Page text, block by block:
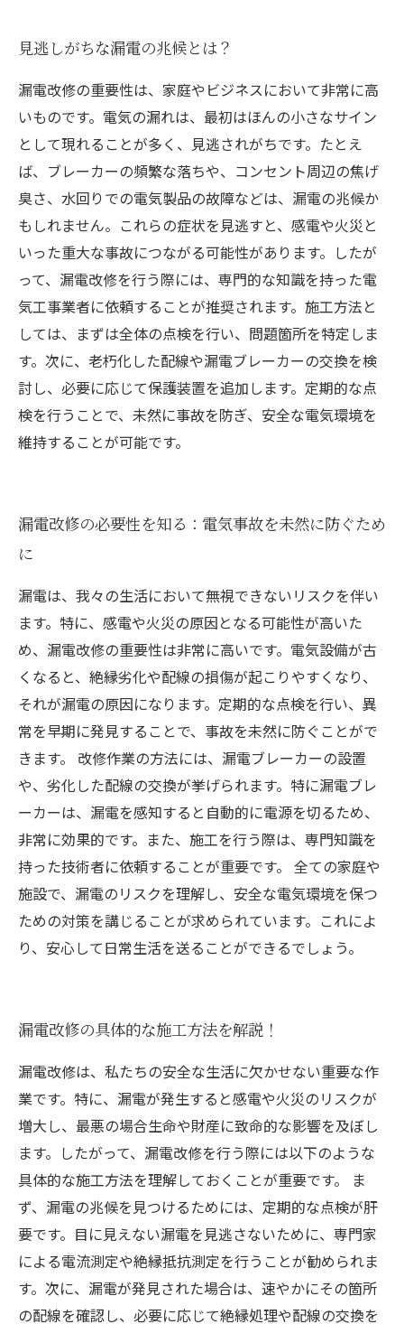
見逃しがちな漏電の兆候とは？
漏電改修の重要性は、家庭やビジネスにおいて非常に高
いものです。電気の漏れは、最初はほんの小さなサイン
として現れることが多く、見逃されがちです。たとえ
ば、ブレーカーの頻繁な落ちや、コンセント周辺の焦げ
臭さ、水回りでの電気製品の故障などは、漏電の兆候か
もしれません。これらの症状を見逃すと、感電や火災と
いった重大な事故につながる可能性があります。したが
って、漏電改修を行う際には、専門的な知識を持った電
気工事業者に依頼することが推奨されます。施工方法と
しては、まずは全体の点検を行い、問題箇所を特定しま
す。次に、老朽化した配線や漏電ブレーカーの交換を検
討し、必要に応じて保護装置を追加します。定期的な点
検を行うことで、未然に事故を防ぎ、安全な電気環境を
維持することが可能です。
漏電改修の必要性を知る：電気事故を未然に防ぐため
に
漏電は、我々の生活において無視できないリスクを伴い
ます。特に、感電や火災の原因となる可能性が高いた
め、漏電改修の重要性は非常に高いです。電気設備が古
くなると、絶縁劣化や配線の損傷が起こりやすくなり、
それが漏電の原因になります。定期的な点検を行い、異
常を早期に発見することで、事故を未然に防ぐことがで
きます。 改修作業の方法には、漏電ブレーカーの設置
や、劣化した配線の交換が挙げられます。特に漏電ブレ
ーカーは、漏電を感知すると自動的に電源を切るため、
非常に効果的です。また、施工を行う際は、専門知識を
持った技術者に依頼することが重要です。 全ての家庭や
施設で、漏電のリスクを理解し、安全な電気環境を保つ
ための対策を講じることが求められています。これによ
り、安心して日常生活を送ることができるでしょう。
漏電改修の具体的な施工方法を解説！
漏電改修は、私たちの安全な生活に欠かせない重要な作
業です。特に、漏電が発生すると感電や火災のリスクが
増大し、最悪の場合生命や財産に致命的な影響を及ぼし
ます。したがって、漏電改修を行う際には以下のような
具体的な施工方法を理解しておくことが重要です。 ま
ず、漏電の兆候を見つけるためには、定期的な点検が肝
要です。目に見えない漏電を見逃さないために、専門家
による電流測定や絶縁抵抗測定を行うことが勧められま
す。次に、漏電が発見された場合は、速やかにその箇所
の配線を確認し、必要に応じて絶縁処理や配線の交換を